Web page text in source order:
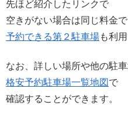
先ほど紹介したリンクで
空きがない場合は同じ料金で
予約できる第２駐車場も利
なお、詳しい場所や他の駐
格安予約駐車場一覧地図 で
確認することができます。